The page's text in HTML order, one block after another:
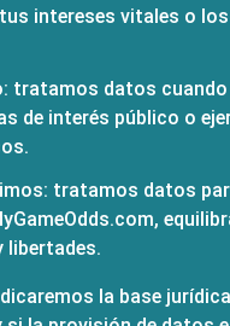
intereses vitales o
tratamos datos cuando
de interés público o
tratamos datos
libertades.
la base